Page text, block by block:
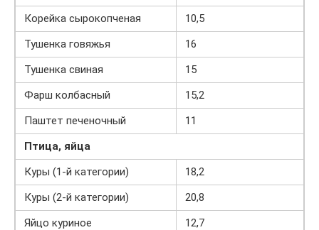
Корейка сырокопченая
10,5
Тушенка говяжья
16
Тушенка свиная
15
Фарш колбасный
15,2
Паштет печеночный
11
Птица, яйца
Куры (1-й категории)
18,2
Куры (2-й категории)
20,8
Яйцо куриное
12,7